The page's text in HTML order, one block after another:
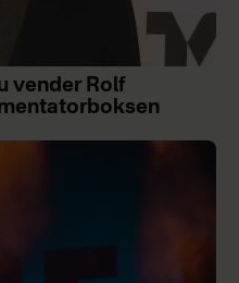
vender Rolf